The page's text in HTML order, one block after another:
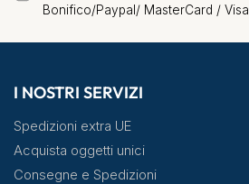
Bonifico/Paypal/ MasterCard / Visa
I NOSTRI SERVIZI
Spedizioni extra UE
Acquista oggetti unici
Consegne e Spedizioni